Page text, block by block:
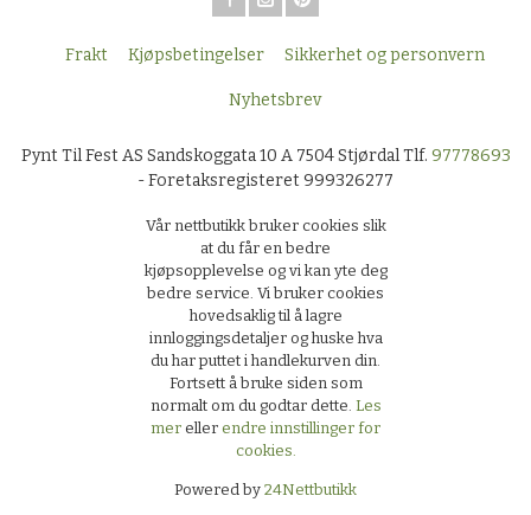
Frakt Kjøpsbetingelser Sikkerhet og personvern
Nyhetsbrev
Pynt Til Fest AS Sandskoggata 10 A 7504 Stjørdal Tlf. 97778693
- Foretaksregisteret 999326277
Vår nettbutikk bruker cookies slik
at du får en bedre
kjøpsopplevelse og vi kan yte deg
bedre service. Vi bruker cookies
hovedsaklig til å lagre
innloggingsdetaljer og huske hva
du har puttet i handlekurven din.
Fortsett å bruke siden som
normalt om du godtar dette. Les
mer eller endre innstillinger for
cookies.
Powered by 24Nettbutikk